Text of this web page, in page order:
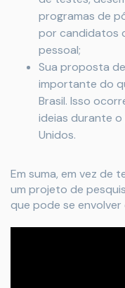
programas de
por candidatos
pessoal;
Sua proposta
importante do
Brasil. Isso
ideias durante o
Unidos.
Em suma, em vez de
um projeto de
que pode se